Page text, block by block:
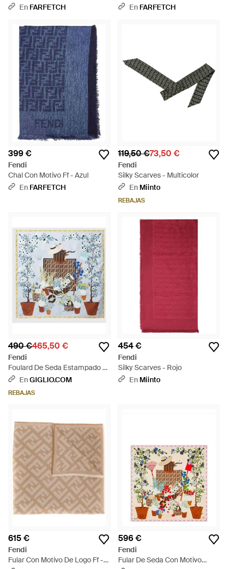
Peces - Azul
En FARFETCH
Blanco
En FARFETCH
399 €
Fendi
Chal Con Motivo Ff - Azul
En FARFETCH
119,50 €73,50 €
Fendi
Silky Scarves - Multicolor
En Miinto
REBAJAS
490 €465,50 €
Fendi
Foulard De Seda Estampado -
AzulEnGIGLIO.COM
REBAJAS
454 €
Fendi
Silky Scarves - Rojo
En Miinto
615 €
Fendi
Fular Con Motivo De Logo Ff -
596 €
Fendi
Fular De Seda Con Motivo